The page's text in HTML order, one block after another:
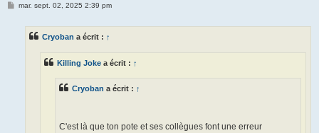
Mmar. sept. 02, 2025 2:39 pm
Cryoban a écrit : ↑
Killing Joke a écrit : ↑
Cryoban a écrit : ↑
C'est là que ton pote et ses collègues font une erreur